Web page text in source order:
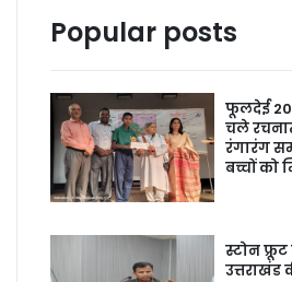
Popular posts
फूलदेई
चले
रंगारंग
बच्चों को
स्टोन
उत्तराखंड